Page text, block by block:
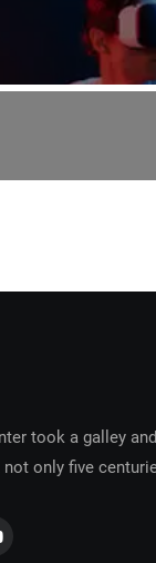
took a galley
only five